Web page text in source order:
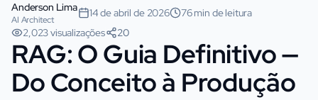
Anderson Lima
AI Architect
14 de abril de 2026
76 min de leitura
2,023 visualizações
20
RAG: O Guia Definitivo —
Do Conceito à Produção